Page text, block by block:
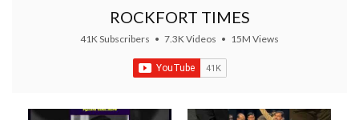
ROCKFORT TIMES
41K Subscribers • 7.3K Videos • 15M Views